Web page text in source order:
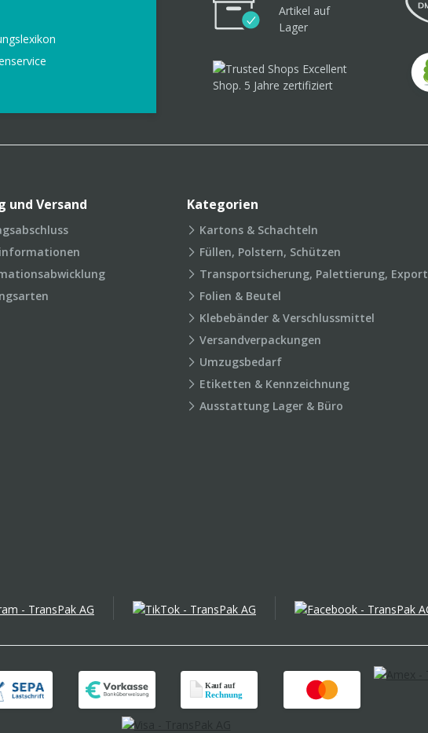
Artikel auf
Lager
und Versand Kategorien
Kartons & Schachteln
Füllen, Polstern, Schützen
Transportsicherung, Palettierung, Export
Folien & Beutel
Klebebänder & Verschlussmittel
Versandverpackungen
Umzugsbedarf
Etiketten & Kennzeichnung
Ausstattung Lager & Büro